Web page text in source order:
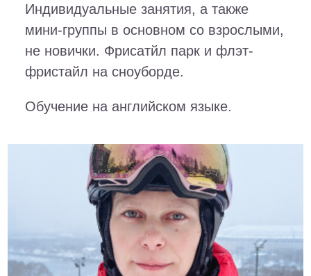
Индивидуальные занятия, а также
мини-группы в основном со взрослыми,
не новички. Фрисатйл парк и флэт-
фристайл на сноуборде.
Обучение на английском языке.